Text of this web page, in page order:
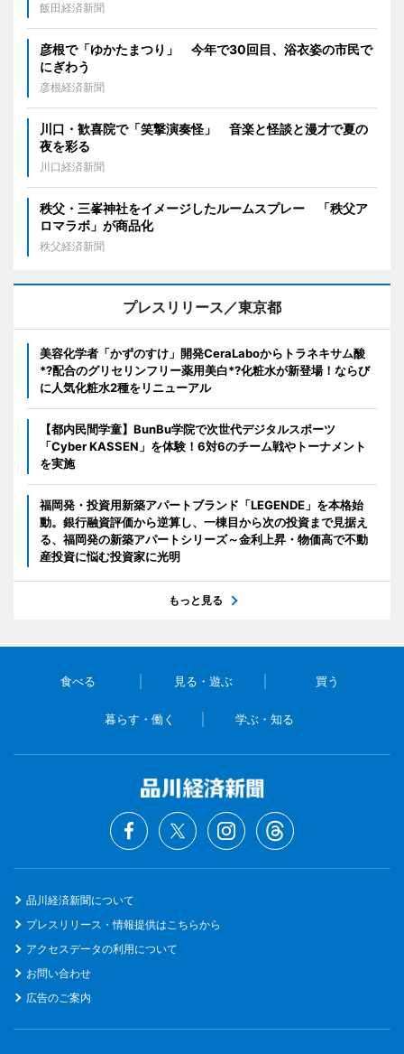
飯田経済新聞
彦根で「ゆかたまつり」 今年で30回目、浴衣姿の市民で
にぎわう
彦根経済新聞
川口・歓喜院で「笑撃演奏怪」 音楽と怪談と漫才で夏の
夜を彩る
川口経済新聞
秩父・三峯神社をイメージしたルームスプレー 「秩父ア
ロマラボ」が商品化
秩父経済新聞
プレスリリース／東京都
美容化学者「かずのすけ」開発CeraLaboからトラネキサム酸
*?配合のグリセリンフリー薬用美白*?化粧水が新登場！ならび
に人気化粧水2種をリニューアル
【都内民間学童】BunBu学院で次世代デジタルスポーツ
「Cyber KASSEN」を体験！6対6のチーム戦やトーナメント
を実施
福岡発・投資用新築アパートブランド「LEGENDE」を本格始
動。銀行融資評価から逆算し、一棟目から次の投資まで見据え
る、福岡発の新築アパートシリーズ～金利上昇・物価高で不動
産投資に悩む投資家に光明
もっと見る
食べる 見る・遊ぶ 買う
暮らす・働く 学ぶ・知る
品川経済新聞について
プレスリリース・情報提供はこちらから
アクセスデータの利用について
お問い合わせ
広告のご案内